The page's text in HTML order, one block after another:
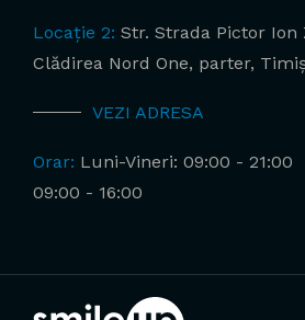
Locație 2: Str. Strada Pictor Ion
Clădirea Nord One, parter,
VEZI ADRESA
Orar: Luni-Vineri: 09:00 - 21:00
09:00 - 16:00